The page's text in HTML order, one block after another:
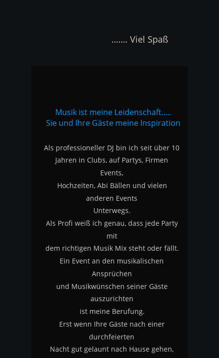
                         ……. Viel Spaß
Als professioneller DJ bin ich seit über 10
Jahren in Clubs, auf Partys, Firmen
Events,
Hochzeiten, Abi Bällen und vielen
anderen Events
Unterwegs.
Als Profi weiß ich genau, dass jede Party
mit
dem richtigen Musik Mix steht oder fällt.
Ein Event an den musikalischen
Ansprüchen
und Musikwünschen seiner Gäste
auszurichten
ist meine Berufung.
Erst wenn Ihre Gäste nach einer
durchfeierten
Nacht gut gelaunt nach Hause gehen,
Musik ist meine Leidenschaft.....
Sie und Ihre Gäste meine Inspiration